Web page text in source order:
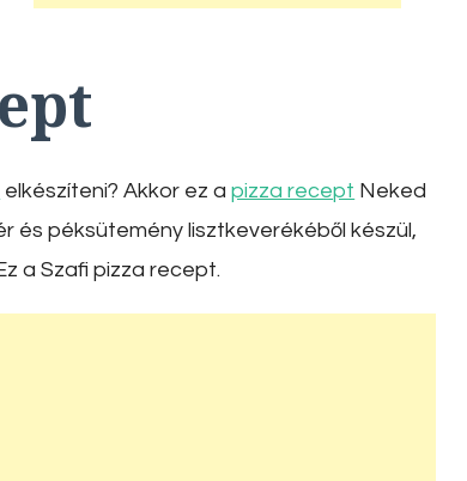
elkészíteni? Akkor ez apizza recept Neked
és péksütemény lisztkeverékéből készül,
a Szafi pizza recept.